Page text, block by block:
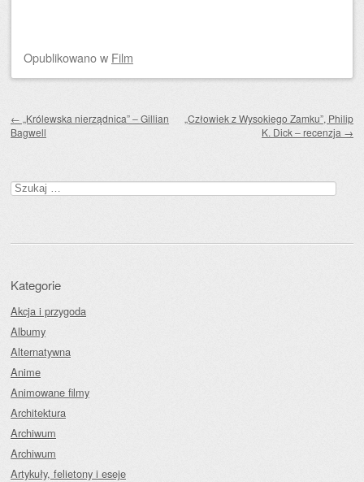
Opublikowanow Film
← „Królewska nierządnica” – Gillian
Bagwell
„Człowiek z Wysokiego Zamku”, Philip
K. Dick – recenzja →
Szukaj:
Kategorie
Akcja i przygoda
Albumy
Alternatywna
Anime
Animowane filmy
Architektura
Archiwum
Archiwum
Artykuły, felietony i eseje